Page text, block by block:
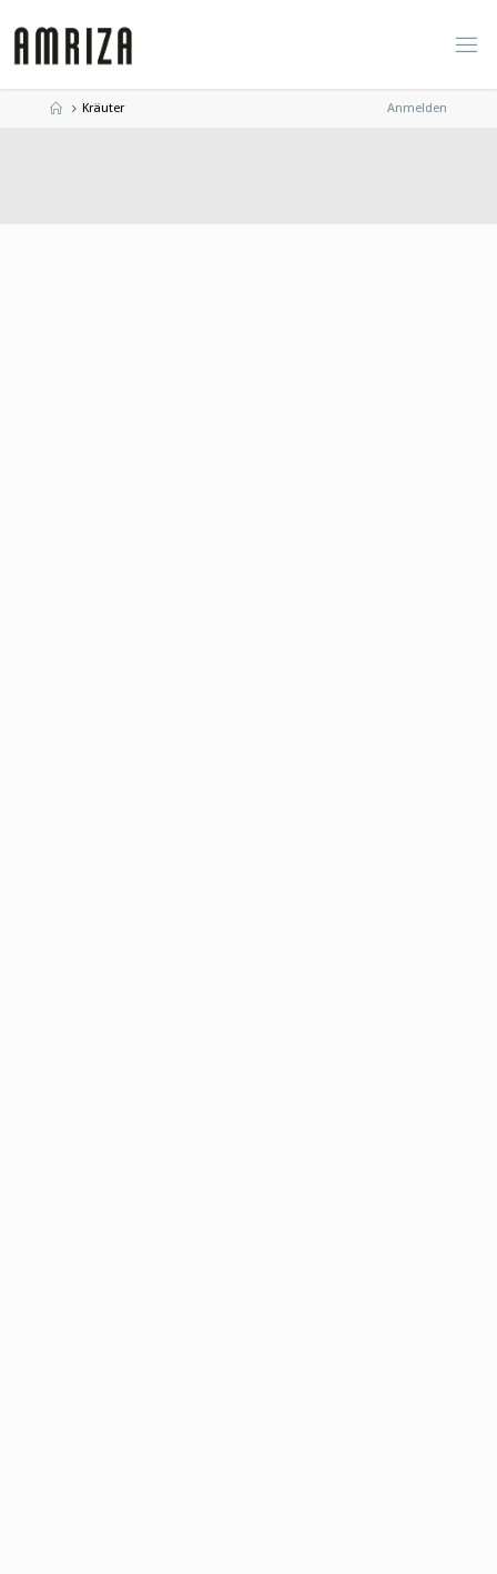
Inhalt
springen
StartKräuter Anmelden